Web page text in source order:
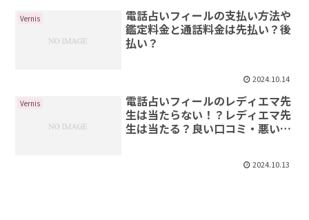
Vernis
電話占いフィールの支払い方法や
鑑定料金と通話料金は先払い？後
払い？
2024.10.14
Vernis
電話占いフィールのレディエマ先
生は当たらない！？レディエマ先
生は当たる？良い口コミ・悪い口
2024.10.13